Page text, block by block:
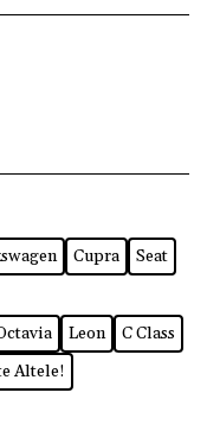
dorim ca fiecare
Cupra
Seat
Leon
C Class
Altele!